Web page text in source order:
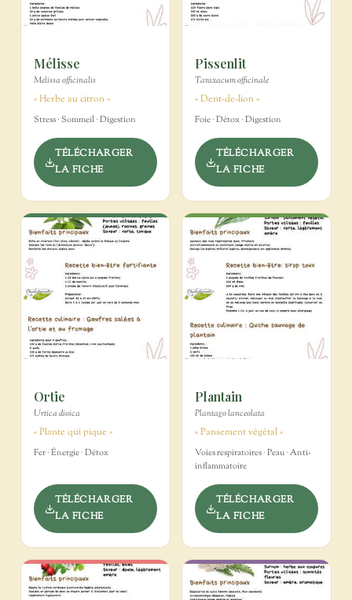
Mélisse
Melissa officinalis
« Herbe au citron »
Stress · Sommeil · Digestion
TÉLÉCHARGER
LA FICHE
Pissenlit
Taraxacum officinale
« Dent-de-lion »
Foie · Détox · Digestion
TÉLÉCHARGER
LA FICHE
Ortie
Urtica dioica
« Plante qui pique »
Fer · Énergie · Détox
TÉLÉCHARGER
LA FICHE
Plantain
Plantago lanceolata
« Pansement végétal »
Voies respiratoires · Peau · Anti-
inflammatoire
TÉLÉCHARGER
LA FICHE